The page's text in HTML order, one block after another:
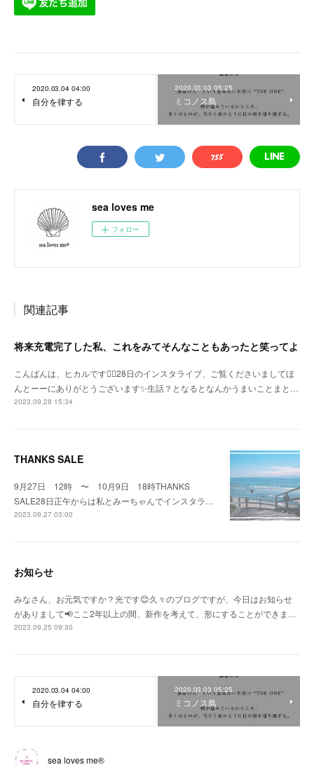
2020.03.04 04:00
自分を律する
2020.03.03 05:25
ミコノス島
sea loves me
フォロー
関連記事
将来充電完了した私、これをみてそんなこともあったと笑ってよ
こんばんは、ヒカルです🙇‍♀️28日のインスタライブ、ご覧くださいましてほ
んとーーにありがとうございます✨生話？となるとなんかうまいことまと…
2023.09.28 15:34
THANKS SALE
9月27日 12時 〜 10月9日 18時THANKS
SALE28日正午からは私とみーちゃんでインスタラ…
2023.09.27 03:00
お知らせ
みなさん、お元気ですか？光です😊久々のブログですが、今日はお知らせ
がありまして📢ここ2年以上の間、新作を考えて、形にすることができま…
2023.09.25 09:30
2020.03.04 04:00
自分を律する
2020.03.03 05:25
ミコノス島
sea loves me®︎